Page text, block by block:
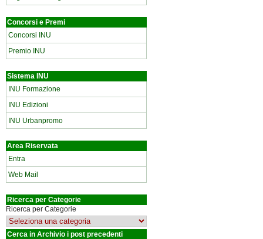
Concorsi e Premi
Concorsi INU
Premio INU
Sistema INU
INU Formazione
INU Edizioni
INU Urbanpromo
Area Riservata
Entra
Web Mail
Ricerca per Categorie
Ricerca per Categorie
Cerca in Archivio i post precedenti